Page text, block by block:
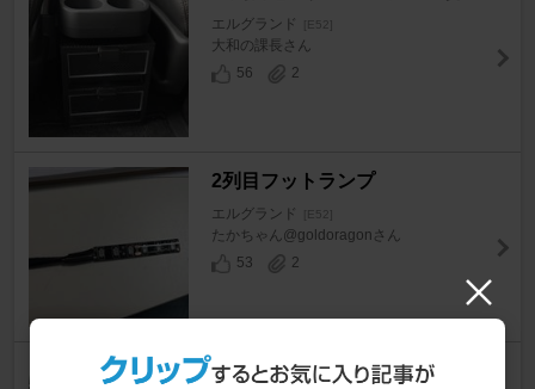
エルグランド [E52]
大和の課長さん
56
2
2列目フットランプ
エルグランド [E52]
たかちゃん@goldoragonさん
53
2
セレナパーソナルテーブル